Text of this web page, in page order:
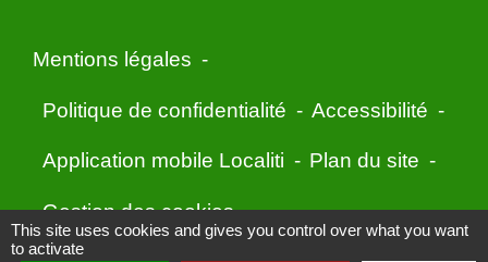
Mentions légales -
Politique de confidentialité - Accessibilité -
Application mobile Localiti - Plan du site -
Gestion des cookies
This site uses cookies and gives you control over what you want
to activate